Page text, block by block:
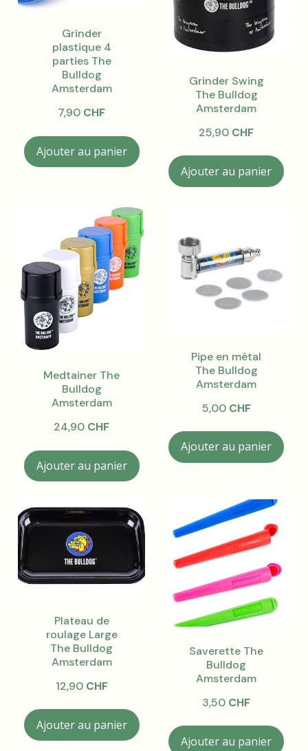
Grinder
plastique 4
parties The
Bulldog
Amsterdam
7,90 CHF
Ajouter au panier
Grinder Swing
The Bulldog
Amsterdam
25,90 CHF
Ajouter au panier
Medtainer The
Bulldog
Amsterdam
24,90 CHF
Ajouter au panier
Pipe en métal
The Bulldog
Amsterdam
5,00 CHF
Ajouter au panier
Plateau de
roulage Large
The Bulldog
Amsterdam
12,90 CHF
Ajouter au panier
Saverette The
Bulldog
Amsterdam
3,50 CHF
Ajouter au panier